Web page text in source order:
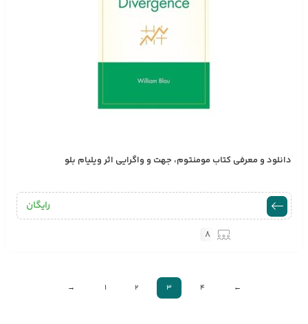
دانلود و معرفی کتاب مومنتوم، جهت و واگرایی اثر ویلیام بلو
رایگان
8
→ 1 2 3 4 ←